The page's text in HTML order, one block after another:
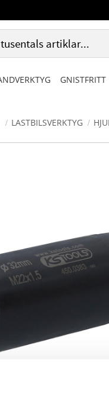
GNISTFRITT
LASTBILSVERKTYG